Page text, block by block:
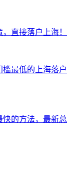
直接落户上海！
槛最低的上海落户
的方法，最新总